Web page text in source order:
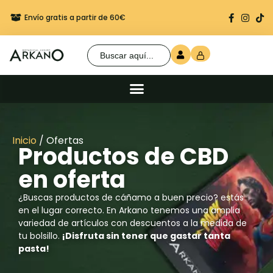
Envío gratis a partir de 60€ Regalo seguro en cada
Buscar:
Inicio / Ofertas
Productos de CBD
en oferta
¿Buscas productos de cáñamo a buen precio? estás
en el lugar correcto. En Arkano tenemos una amplia
variedad de artículos con descuentos a la medida de
tu bolsillo. ¡Disfruta sin tener que gastar tanta
pasta!